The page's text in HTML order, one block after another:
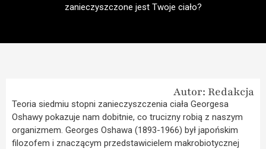
zanieczyszczone jest Twoje ciało?
Autor: Redakcja
Teoria siedmiu stopni zanieczyszczenia ciała Georgesa
Oshawy pokazuje nam dobitnie, co trucizny robią z naszym
organizmem. Georges Oshawa (1893-1966) był japońskim
filozofem i znaczącym przedstawicielem makrobiotycznej